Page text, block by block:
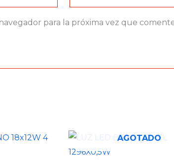
para la próxima vez que
AGOTADO